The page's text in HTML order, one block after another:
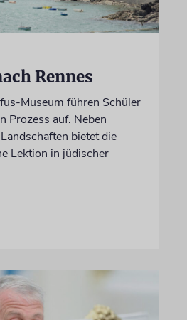
Rennes
Museum führen Schüler
Prozess auf. Neben
bietet die
Lektion in jüdischer